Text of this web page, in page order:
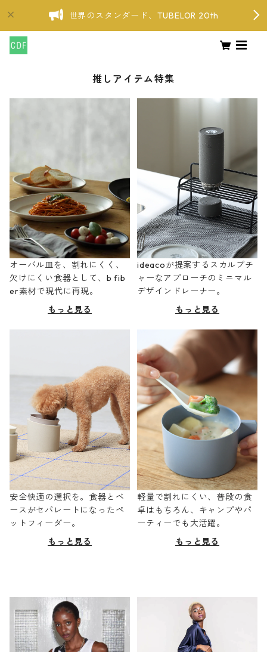
世界のスタンダード、TUBELOR 20th
推しアイテム特集
オーバル皿を、割れにくく、
欠けにくい食器として、b fib
er素材で現代に再現。
もっと見る
ideacoが提案するスカルプチ
ャーなアプローチのミニマル
デザインドレーナー。
もっと見る
安全快適の選択を。食器とベ
ースがセパレートになったペ
ットフィーダー。
もっと見る
軽量で割れにくい、普段の食
卓はもちろん、キャンプやパ
ーティーでも大活躍。
もっと見る